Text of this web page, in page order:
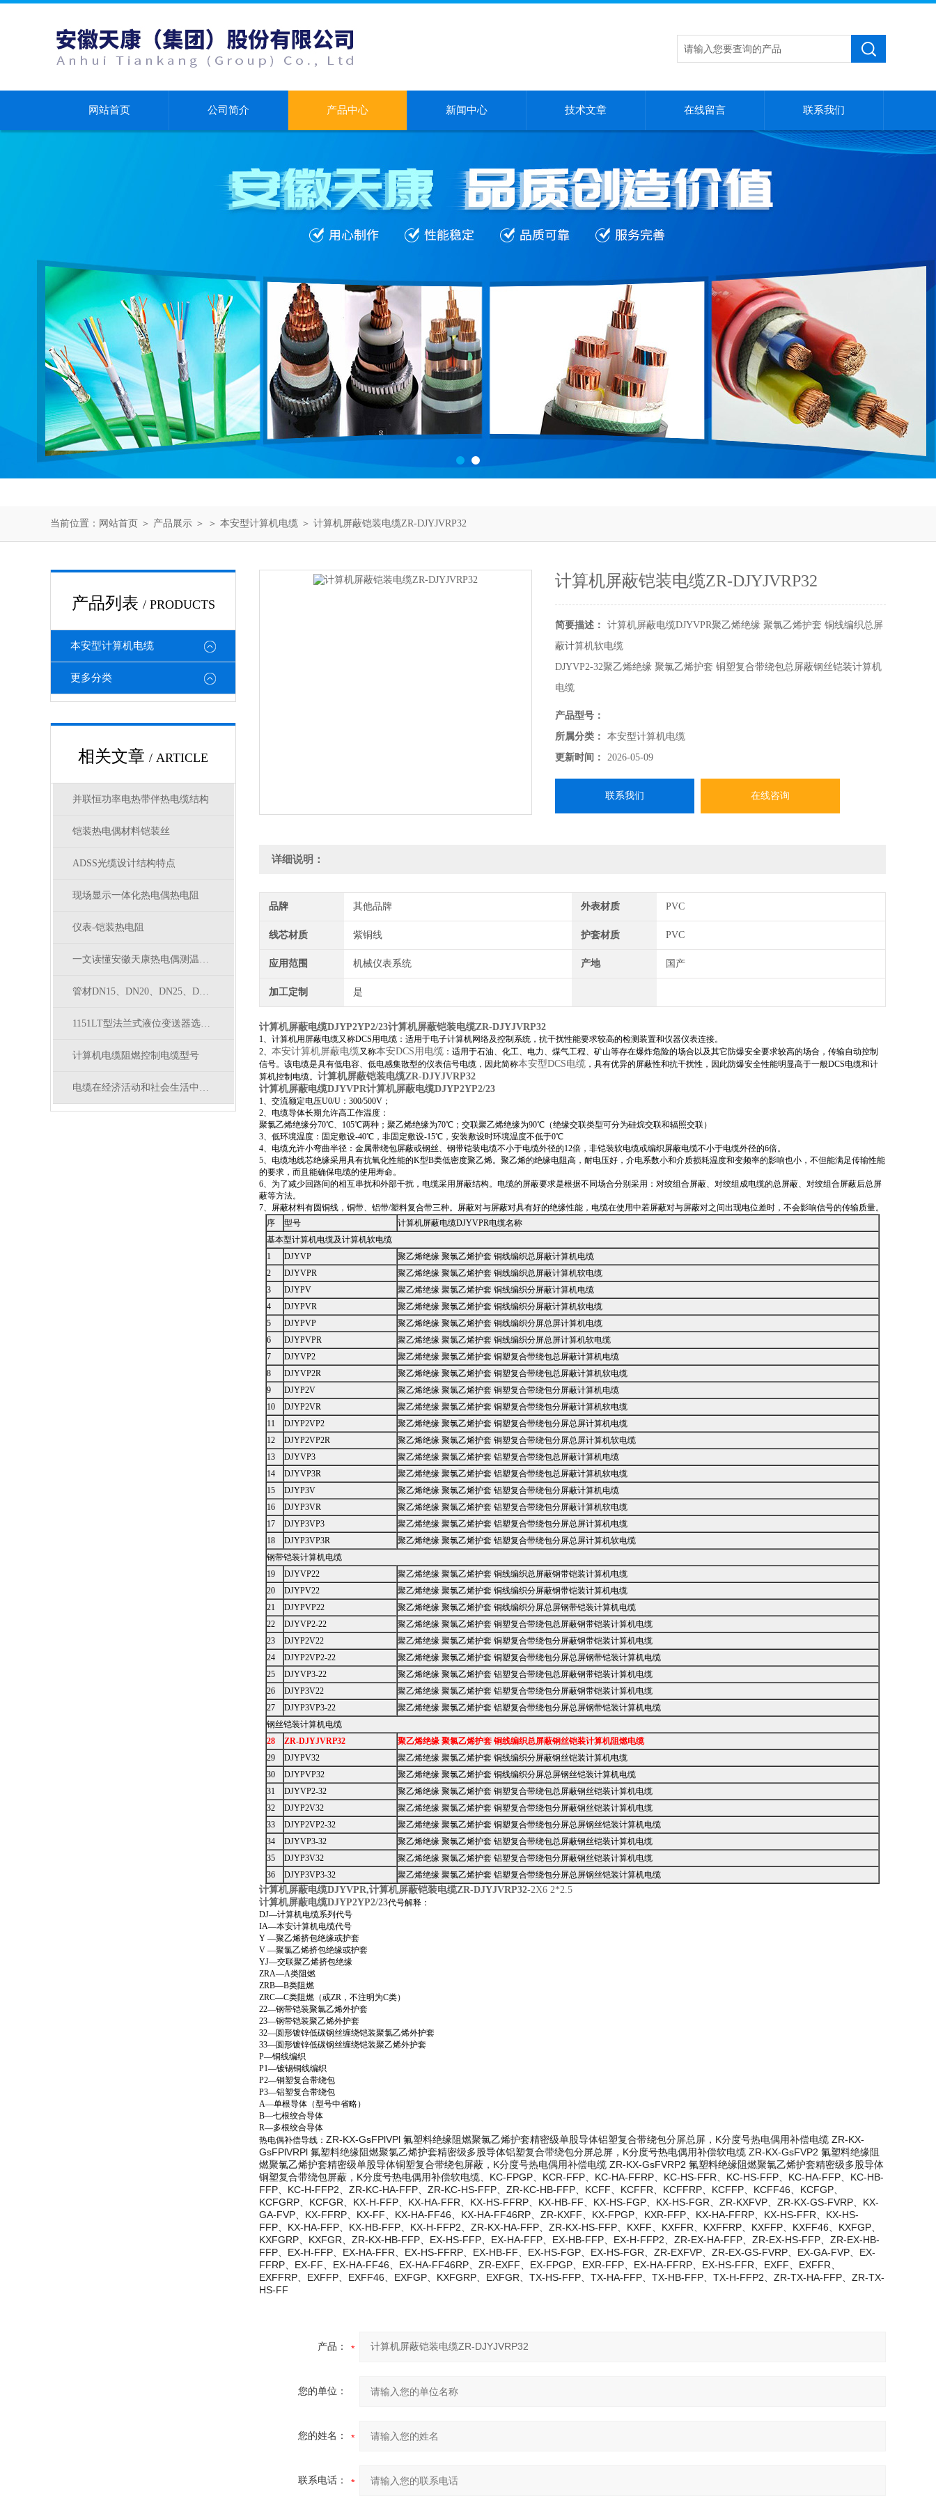
网站首页 公司简介 产品中心 新闻中心 技术文章 在线留言 联系我们
当前位置： 网站首页 ＞ 产品展示 ＞ ＞ 本安型计算机电缆 ＞ 计算机屏蔽铠装电缆ZR-DJYJVRP32
产品列表 / PRODUCTS
本安型计算机电缆
更多分类
相关文章 / ARTICLE
并联恒功率电热带伴热电缆结构
铠装热电偶材料铠装丝
ADSS光缆设计结构特点
现场显示一体化热电偶热电阻
仪表-铠装热电阻
一文读懂安徽天康热电偶测温原理，热电效应通俗讲解
管材DN15、DN20、DN25、DN32、DN40、DN50对应外径
1151LT型法兰式液位变送器选型表
计算机电缆阻燃控制电缆型号
电缆在经济活动和社会生活中是*
计算机屏蔽铠装电缆ZR-DJYJVRP32
简要描述：
计算机屏蔽电缆DJYVPR聚乙烯绝缘 聚氯乙烯护套 铜线编织总屏
蔽计算机软电缆
DJYVP2-32聚乙烯绝缘 聚氯乙烯护套 铜塑复合带绕包总屏蔽钢丝铠装计算机
电缆
计算机屏蔽铠装电缆ZR-DJYJVRP32
产品型号：
所属分类：
本安型计算机电缆
更新时间：
2026-05-09
联系我们 在线咨询
详细说明：
品牌 其他品牌 外表材质 PVC
线芯材质 紫铜线 护套材质 PVC
应用范围 机械仪表系统 产地 国产
加工定制 是
计算机屏蔽电缆DJYP2YP2/23计算机屏蔽铠装电缆ZR-DJYJVRP32
1、计算机用屏蔽电缆又称DCS用电缆：适用于电子计算机网络及控制系统，抗干扰性能要求较高的检测装置和仪器仪表连接。
2、 本安计算机屏蔽电缆又称本安DCS用电缆 ：适用于石油、化工、电力、煤气工程、矿山等存在爆炸危险的场合以及其它防爆安全要求较高的场合，传输自动控制
信号。该电缆是具有低电容、低电感集散型的仪表信号电缆，因此简称本安型DCS电缆 ，具有优异的屏蔽性和抗干扰性，因此防爆安全性能明显高于一般DCS电缆和计
算机控制电缆。 计算机屏蔽铠装电缆ZR-DJYJVRP32
计算机屏蔽电缆DJYVPR计算机屏蔽电缆DJYP2YP2/23
1、交流额定电压U0/U：300/500V；
2、电缆导体长期允许高工作温度：
聚氯乙烯绝缘分70℃、105℃两种；聚乙烯绝缘为70℃；交联聚乙烯绝缘为90℃（绝缘交联类型可分为硅烷交联和辐照交联）
3、低环境温度：固定敷设-40℃，非固定敷设-15℃，安装敷设时环境温度不低于0℃
4、电缆允许小弯曲半径：金属带绕包屏蔽或钢丝、钢带铠装电缆不小于电缆外径的12倍，非铠装软电缆或编织屏蔽电缆不小于电缆外径的6倍。
5、电缆地线芯绝缘采用具有抗氧化性能的K型B类低密度聚乙烯。聚乙烯的绝缘电阻高，耐电压好，介电系数小和介质损耗温度和变频率的影响也小，不但能满足传输性能
的要求，而且能确保电缆的使用寿命。
6、为了减少回路间的相互串扰和外部干扰，电缆采用屏蔽结构。电缆的屏蔽要求是根据不同场合分别采用：对绞组合屏蔽、对绞组成电缆的总屏蔽、对绞组合屏蔽后总屏
蔽等方法。
7、屏蔽材料有圆铜线，铜带、铝带/塑料复合带三种。屏蔽对与屏蔽对具有好的绝缘性能，电缆在使用中若屏蔽对与屏蔽对之间出现电位差时，不会影响信号的传输质量。
序
型号
计算机屏蔽电缆DJYVPR电缆名称
基本型计算机电缆及计算机软电缆
1
DJYVP
聚乙烯绝缘 聚氯乙烯护套 铜线编织总屏蔽计算机电缆
2
DJYVPR
聚乙烯绝缘 聚氯乙烯护套 铜线编织总屏蔽计算机软电缆
3
DJYPV
聚乙烯绝缘 聚氯乙烯护套 铜线编织分屏蔽计算机电缆
4
DJYPVR
聚乙烯绝缘 聚氯乙烯护套 铜线编织分屏蔽计算机软电缆
5
DJYPVP
聚乙烯绝缘 聚氯乙烯护套 铜线编织分屏总屏计算机电缆
6
DJYPVPR
聚乙烯绝缘 聚氯乙烯护套 铜线编织分屏总屏计算机软电缆
7
DJYVP2
聚乙烯绝缘 聚氯乙烯护套 铜塑复合带绕包总屏蔽计算机电缆
8
DJYVP2R
聚乙烯绝缘 聚氯乙烯护套 铜塑复合带绕包总屏蔽计算机软电缆
9
DJYP2V
聚乙烯绝缘 聚氯乙烯护套 铜塑复合带绕包分屏蔽计算机电缆
10
DJYP2VR
聚乙烯绝缘 聚氯乙烯护套 铜塑复合带绕包分屏蔽计算机软电缆
11
DJYP2VP2
聚乙烯绝缘 聚氯乙烯护套 铜塑复合带绕包分屏总屏计算机电缆
12
DJYP2VP2R
聚乙烯绝缘 聚氯乙烯护套 铜塑复合带绕包分屏总屏计算机软电缆
13
DJYVP3
聚乙烯绝缘 聚氯乙烯护套 铝塑复合带绕包总屏蔽计算机电缆
14
DJYVP3R
聚乙烯绝缘 聚氯乙烯护套 铝塑复合带绕包总屏蔽计算机软电缆
15
DJYP3V
聚乙烯绝缘 聚氯乙烯护套 铝塑复合带绕包分屏蔽计算机电缆
16
DJYP3VR
聚乙烯绝缘 聚氯乙烯护套 铝塑复合带绕包分屏蔽计算机软电缆
17
DJYP3VP3
聚乙烯绝缘 聚氯乙烯护套 铝塑复合带绕包分屏总屏计算机电缆
18
DJYP3VP3R
聚乙烯绝缘 聚氯乙烯护套 铝塑复合带绕包分屏总屏计算机软电缆
钢带铠装计算机电缆
19
DJYVP22
聚乙烯绝缘 聚氯乙烯护套 铜线编织总屏蔽钢带铠装计算机电缆
20
DJYPV22
聚乙烯绝缘 聚氯乙烯护套 铜线编织分屏蔽钢带铠装计算机电缆
21
DJYPVP22
聚乙烯绝缘 聚氯乙烯护套 铜线编织分屏总屏钢带铠装计算机电缆
22
DJYVP2-22
聚乙烯绝缘 聚氯乙烯护套 铜塑复合带绕包总屏蔽钢带铠装计算机电缆
23
DJYP2V22
聚乙烯绝缘 聚氯乙烯护套 铜塑复合带绕包分屏蔽钢带铠装计算机电缆
24
DJYP2VP2-22
聚乙烯绝缘 聚氯乙烯护套 铜塑复合带绕包分屏总屏钢带铠装计算机电缆
25
DJYVP3-22
聚乙烯绝缘 聚氯乙烯护套 铝塑复合带绕包总屏蔽钢带铠装计算机电缆
26
DJYP3V22
聚乙烯绝缘 聚氯乙烯护套 铝塑复合带绕包分屏蔽钢带铠装计算机电缆
27
DJYP3VP3-22
聚乙烯绝缘 聚氯乙烯护套 铝塑复合带绕包分屏总屏钢带铠装计算机电缆
钢丝铠装计算机电缆
28
ZR-DJYJVRP32
聚乙烯绝缘 聚氯乙烯护套 铜线编织总屏蔽钢丝铠装计算机阻燃电缆
29
DJYPV32
聚乙烯绝缘 聚氯乙烯护套 铜线编织分屏蔽钢丝铠装计算机电缆
30
DJYPVP32
聚乙烯绝缘 聚氯乙烯护套 铜线编织分屏总屏钢丝铠装计算机电缆
31
DJYVP2-32
聚乙烯绝缘 聚氯乙烯护套 铜塑复合带绕包总屏蔽钢丝铠装计算机电缆
32
DJYP2V32
聚乙烯绝缘 聚氯乙烯护套 铜塑复合带绕包分屏蔽钢丝铠装计算机电缆
33
DJYP2VP2-32
聚乙烯绝缘 聚氯乙烯护套 铜塑复合带绕包分屏总屏钢丝铠装计算机电缆
34
DJYVP3-32
聚乙烯绝缘 聚氯乙烯护套 铝塑复合带绕包总屏蔽钢丝铠装计算机电缆
35
DJYP3V32
聚乙烯绝缘 聚氯乙烯护套 铝塑复合带绕包分屏蔽钢丝铠装计算机电缆
36
DJYP3VP3-32 聚乙烯绝缘 聚氯乙烯护套 铝塑复合带绕包分屏总屏钢丝铠装计算机电缆
计算机屏蔽电缆DJYVPR,计算机屏蔽铠装电缆ZR-DJYJVRP32-2X6 2*2.5
计算机屏蔽电缆DJYP2YP2/23代号解释：
DJ—计算机电缆系列代号
IA—本安计算机电缆代号
Y —聚乙烯挤包绝缘或护套
V —聚氯乙烯挤包绝缘或护套
YJ—交联聚乙烯挤包绝缘
ZRA—A类阻燃
ZRB—B类阻燃
ZRC—C类阻燃（或ZR，不注明为C类）
22—钢带铠装聚氯乙烯外护套
23—钢带铠装聚乙烯外护套
32—圆形镀锌低碳钢丝缠绕铠装聚氯乙烯外护套
33—圆形镀锌低碳钢丝缠绕铠装聚乙烯外护套
P—铜线编织
P1—镀锡铜线编织
P2—铜塑复合带绕包
P3—铝塑复合带绕包
A—单根导体（型号中省略）
B—七根绞合导体
R—多根绞合导体
热电偶补偿导线： ZR-KX-GsFPlVPl 氟塑料绝缘阻燃聚氯乙烯护套精密级单股导体铝塑复合带绕包分屏总屏，K分度号热电偶用补偿电缆 ZR-KX-
GsFPlVRPl 氟塑料绝缘阻燃聚氯乙烯护套精密级多股导体铝塑复合带绕包分屏总屏，K分度号热电偶用补偿软电缆 ZR-KX-GsFVP2 氟塑料绝缘阻
燃聚氯乙烯护套精密级单股导体铜塑复合带绕包屏蔽，K分度号热电偶用补偿电缆 ZR-KX-GsFVRP2 氟塑料绝缘阻燃聚氯乙烯护套精密级多股导体
铜塑复合带绕包屏蔽，K分度号热电偶用补偿软电缆、KC-FPGP、KCR-FFP、KC-HA-FFRP、KC-HS-FFR、KC-HS-FFP、KC-HA-FFP、KC-HB-
FFP、KC-H-FFP2、ZR-KC-HA-FFP、ZR-KC-HS-FFP、ZR-KC-HB-FFP、KCFF、KCFFR、KCFFRP、KCFFP、KCFF46、KCFGP、
KCFGRP、KCFGR、KX-H-FFP、KX-HA-FFR、KX-HS-FFRP、KX-HB-FF、KX-HS-FGP、KX-HS-FGR、ZR-KXFVP、ZR-KX-GS-FVRP、KX-
GA-FVP、KX-FFRP、KX-FF、KX-HA-FF46、KX-HA-FF46RP、ZR-KXFF、KX-FPGP、KXR-FFP、KX-HA-FFRP、KX-HS-FFR、KX-HS-
FFP、KX-HA-FFP、KX-HB-FFP、KX-H-FFP2、ZR-KX-HA-FFP、ZR-KX-HS-FFP、KXFF、KXFFR、KXFFRP、KXFFP、KXFF46、KXFGP、
KXFGRP、KXFGR、ZR-KX-HB-FFP、EX-HS-FFP、EX-HA-FFP、EX-HB-FFP、EX-H-FFP2、ZR-EX-HA-FFP、ZR-EX-HS-FFP、ZR-EX-HB-
FFP、EX-H-FFP、EX-HA-FFR、EX-HS-FFRP、EX-HB-FF、EX-HS-FGP、EX-HS-FGR、ZR-EXFVP、ZR-EX-GS-FVRP、EX-GA-FVP、EX-
FFRP、EX-FF、EX-HA-FF46、EX-HA-FF46RP、ZR-EXFF、EX-FPGP、EXR-FFP、EX-HA-FFRP、EX-HS-FFR、EXFF、EXFFR、
EXFFRP、EXFFP、EXFF46、EXFGP、KXFGRP、EXFGR、TX-HS-FFP、TX-HA-FFP、TX-HB-FFP、TX-H-FFP2、ZR-TX-HA-FFP、ZR-TX-
HS-FF
产品：
您的单位：
您的姓名：
联系电话：